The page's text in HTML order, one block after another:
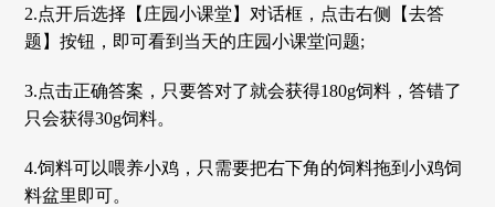
2.点开后选择【庄园小课堂】对话框，点击右侧【去答
题】按钮，即可看到当天的庄园小课堂问题;
3.点击正确答案，只要答对了就会获得180g饲料，答错了
只会获得30g饲料。
4.饲料可以喂养小鸡，只需要把右下角的饲料拖到小鸡饲
料盆里即可。